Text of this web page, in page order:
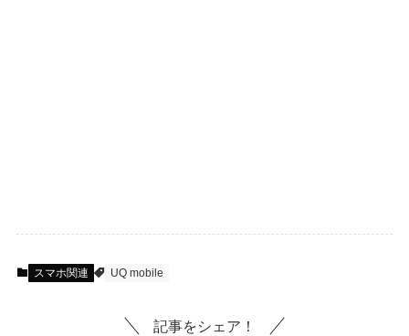
スマホ関連 UQ mobile
記事をシェア！